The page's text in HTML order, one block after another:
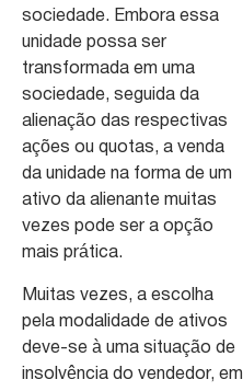
sociedade. Embora essa
unidade possa ser
transformada em uma
sociedade, seguida da
alienação das respectivas
ações ou quotas, a venda
da unidade na forma de um
ativo da alienante muitas
vezes pode ser a opção
mais prática.
Muitas vezes, a escolha
pela modalidade de ativos
deve-se à uma situação de
insolvência do vendedor, em